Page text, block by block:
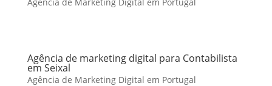
Agência de marketing digital para Contabilista
em Seixal
Agência de Marketing Digital em Portugal